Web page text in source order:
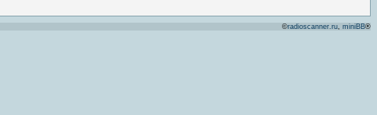
©radioscanner.ru, miniBB®